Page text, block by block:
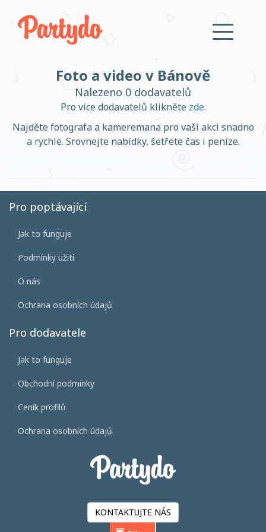
Založit účet
Přihlásit se
Založit účet
Foto a video v Bánově
Nalezeno 0 dodavatelů
Pro více dodavatelů klikněte zde.
Najděte fotografa a kameremana pro vaši akci snadno
a rychle. Srovnejte nabídky, šetřete čas i peníze.
Pro poptávající
Jak to funguje
Podmínky užití
O nás
Ochrana osobních údajů
Pro dodavatele
Jak to funguje
Obchodní podmínky
Ceník profilů
Ochrana osobních údajů
KONTAKTUJTE NÁS